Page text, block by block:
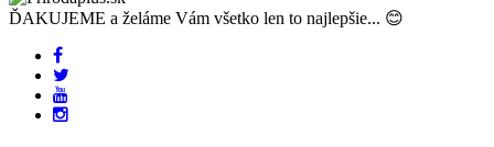
ĎAKUJEME a želáme Vám všetko len to najlepšie... 😊